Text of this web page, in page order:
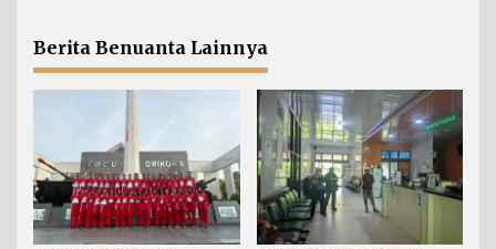
Dibentangkan di Sebatik
Berita Benuanta Lainnya